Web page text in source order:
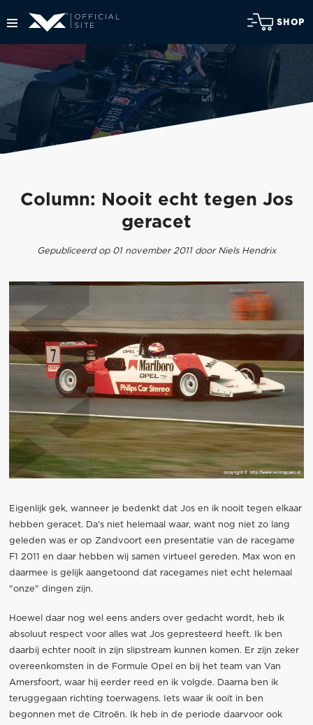
SHOP
Column: Nooit echt tegen Jos
geracet
Gepubliceerd op 01 november 2011 door Niels Hendrix
Eigenlijk gek, wanneer je bedenkt dat Jos en ik nooit tegen elkaar
hebben geracet. Da's niet helemaal waar, want nog niet zo lang
geleden was er op Zandvoort een presentatie van de racegame
F1 2011 en daar hebben wij samen virtueel gereden. Max won en
daarmee is gelijk aangetoond dat racegames niet echt helemaal
"onze" dingen zijn.
Hoewel daar nog wel eens anders over gedacht wordt, heb ik
absoluut respect voor alles wat Jos gepresteerd heeft.
Ik ben
daarbij echter nooit in zijn slipstream kunnen komen. Er zijn zeker
overeenkomsten in de Formule Opel en bij het team van Van
Amersfoort, waar hij eerder reed en ik volgde. Daarna ben ik
teruggegaan richting toerwagens. Iets waar ik ooit in ben
begonnen met de Citroën. Ik heb in de periode daarvoor ook